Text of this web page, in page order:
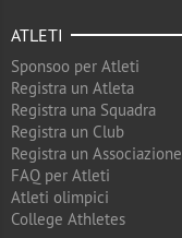
ATLETI
Sponsoo per Atleti
Registra un Atleta
Registra una Squadra
Registra un Club
Registra un Associazione
FAQ per Atleti
Atleti olimpici
College Athletes